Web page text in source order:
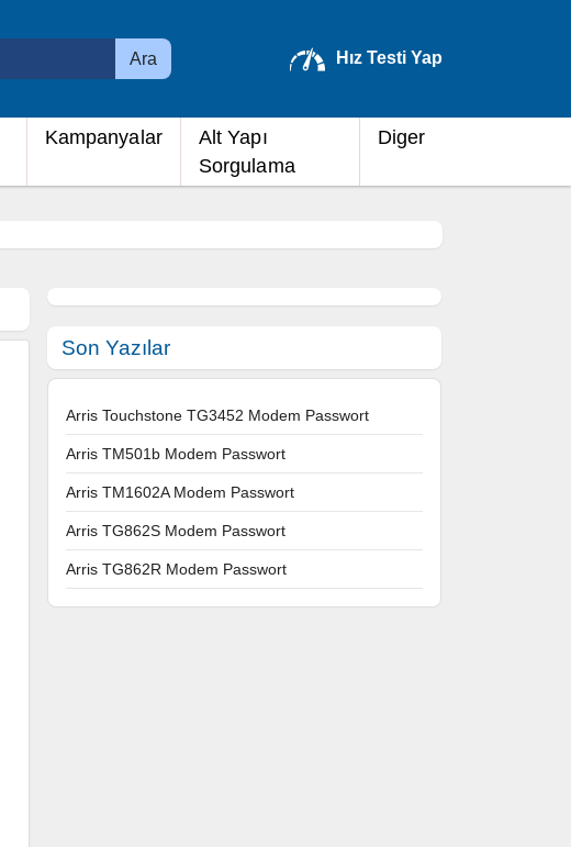
Ara Hız Testi Yap
Kampanyalar
Alt Yapı
Sorgulama
Diger
Son Yazılar
Arris Touchstone TG3452 Modem Passwort
Arris TM501b Modem Passwort
Arris TM1602A Modem Passwort
Arris TG862S Modem Passwort
Arris TG862R Modem Passwort